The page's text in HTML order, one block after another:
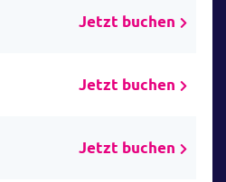
Jetzt buchen
Jetzt buchen
Jetzt buchen